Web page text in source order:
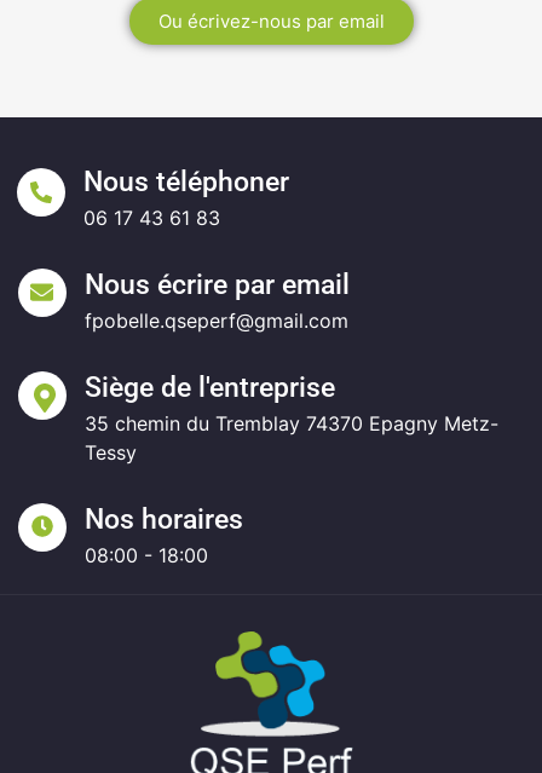
Ou écrivez-nous par email
Nous téléphoner
06 17 43 61 83
Nous écrire par email
fpobelle.qseperf@gmail.com
Siège de l'entreprise
35 chemin du Tremblay 74370 Epagny Metz-
Tessy
Nos horaires
08:00 - 18:00